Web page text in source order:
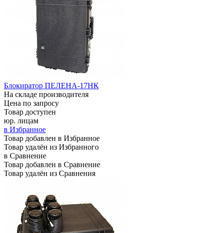
Блокиратор ПЕЛЕНА-17НК
На складе производителя
Цена по запросу
Товар доступен
юр. лицам
в Избранное
Товар добавлен в Избранное
Товар удалён из Избранного
в Сравнение
Товар добавлен в Сравнение
Товар удалён из Сравнения